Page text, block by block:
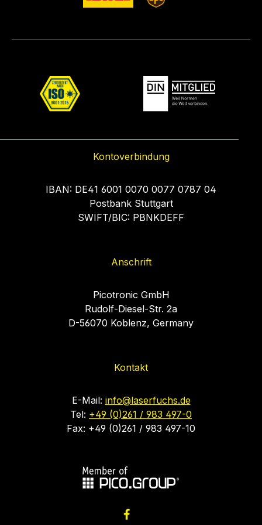
GmbH Rudolf-Diesel-
Wirtschaftsakteur
Picotronic GmbH
Rudolf-Diesel-Str.2a
L-LENS90 auf
Kontoverbindung
IBAN: DE41 6001 0070 0077 0787 04
Postbank Stuttgart
SWIFT/BIC: PBNKDEFF
Anschrift
Picotronic GmbH
Rudolf-Diesel-Str. 2a
D-56070 Koblenz, Germany
Kontakt
E-Mail: info@laserfuchs.de
Tel: +49 (0)261 / 983 497-0
Fax: +49 (0)261 / 983 497-10